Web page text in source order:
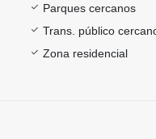
Parques cercanos
Trans. público
Zona residencial